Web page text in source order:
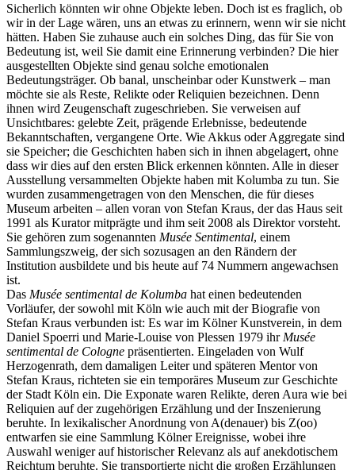
Sicherlich könnten wir ohne Objekte leben. Doch ist es fraglich, ob
wir in der Lage wären, uns an etwas zu erinnern, wenn wir sie nicht
hätten. Haben Sie zuhause auch ein solches Ding, das für Sie von
Bedeutung ist, weil Sie damit eine Erinnerung verbinden? Die hier
ausgestellten Objekte sind genau solche emotionalen
Bedeutungsträger. Ob banal, unscheinbar oder Kunstwerk – man
möchte sie als Reste, Relikte oder Reliquien bezeichnen. Denn
ihnen wird Zeugenschaft zugeschrieben. Sie verweisen auf
Unsichtbares: gelebte Zeit, prägende Erlebnisse, bedeutende
Bekanntschaften, vergangene Orte. Wie Akkus oder Aggregate sind
sie Speicher; die Geschichten haben sich in ihnen abgelagert, ohne
dass wir dies auf den ersten Blick erkennen könnten. Alle in dieser
Ausstellung versammelten Objekte haben mit Kolumba zu tun. Sie
wurden zusammengetragen von den Menschen, die für dieses
Museum arbeiten – allen voran von Stefan Kraus, der das Haus seit
1991 als Kurator mitprägte und ihm seit 2008 als Direktor vorsteht.
Sie gehören zum sogenannten Musée Sentimental, einem
Sammlungszweig, der sich sozusagen an den Rändern der
Institution ausbildete und bis heute auf 74 Nummern angewachsen
ist.
Das Musée sentimental de Kolumba hat einen bedeutenden
Vorläufer, der sowohl mit Köln wie auch mit der Biografie von
Stefan Kraus verbunden ist: Es war im Kölner Kunstverein, in dem
Daniel Spoerri und Marie-Louise von Plessen 1979 ihr Musée
sentimental de Cologne präsentierten. Eingeladen von Wulf
Herzogenrath, dem damaligen Leiter und späteren Mentor von
Stefan Kraus, richteten sie ein temporäres Museum zur Geschichte
der Stadt Köln ein. Die Exponate waren Relikte, deren Aura wie bei
Reliquien auf der zugehörigen Erzählung und der Inszenierung
beruhte. In lexikalischer Anordnung von A(denauer) bis Z(oo)
entwarfen sie eine Sammlung Kölner Ereignisse, wobei ihre
Auswahl weniger auf historischer Relevanz als auf anekdotischem
Reichtum beruhte. Sie transportierte nicht die großen Erzählungen